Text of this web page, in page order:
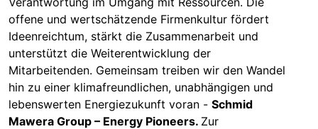
offene und wertschätzende Firmenkultur fördert
Ideenreichtum, stärkt die Zusammenarbeit und
unterstützt die Weiterentwicklung der
Mitarbeitenden. Gemeinsam treiben wir den Wandel
hin zu einer klimafreundlichen, unabhängigen und
lebenswerten Energiezukunft voran - Schmid
Mawera Group – Energy Pioneers. Zur